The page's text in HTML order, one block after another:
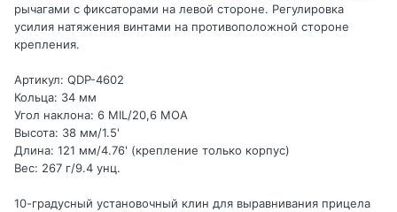
рычагами с фиксаторами на левой стороне. Регулировка
усилия натяжения винтами на противоположной стороне
крепления.
Артикул: QDP-4602
Кольца: 34 мм
Угол наклона: 6 MIL/20,6 MOA
Высота: 38 мм/1.5'
Длина: 121 мм/4.76' (крепление только корпус)
Вес: 267 г/9.4 унц.
10-градусный установочный клин для выравнивания прицела